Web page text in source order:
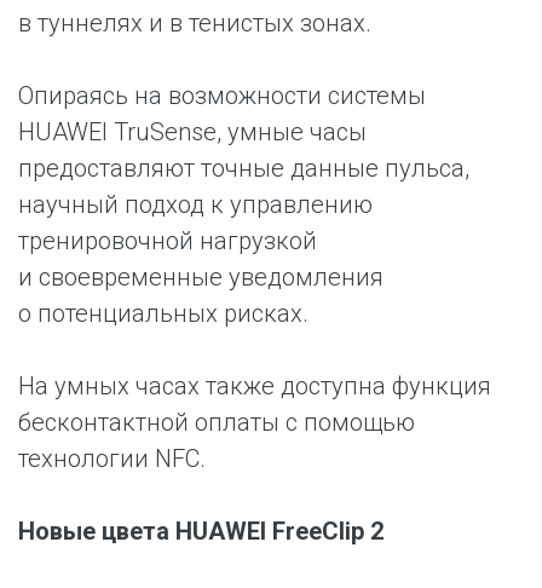
в туннелях и в тенистых зонах.
Опираясь на возможности системы
HUAWEI TruSense, умные часы
предоставляют точные данные пульса,
научный подход к управлению
тренировочной нагрузкой
и своевременные уведомления
о потенциальных рисках.
На умных часах также доступна функция
бесконтактной оплаты с помощью
технологии NFC.
Новые цвета HUAWEI FreeClip 2